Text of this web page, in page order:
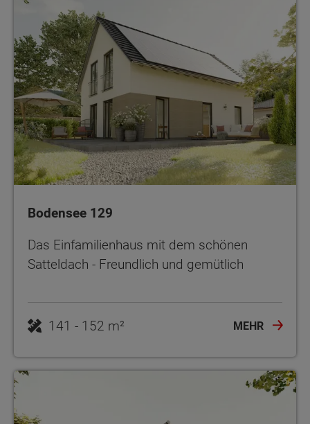
Bodensee 129
Das Einfamilienhaus mit dem schönen
Satteldach - Freundlich und gemütlich
141 - 152 m² MEHR